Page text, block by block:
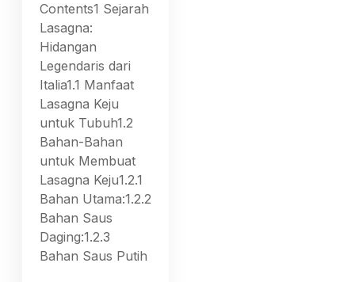
Contents1 Sejarah
Lasagna:
Hidangan
Legendaris dari
Italia1.1 Manfaat
Lasagna Keju
untuk Tubuh1.2
Bahan-Bahan
untuk Membuat
Lasagna Keju1.2.1
Bahan Utama:1.2.2
Bahan Saus
Daging:1.2.3
Bahan Saus Putih